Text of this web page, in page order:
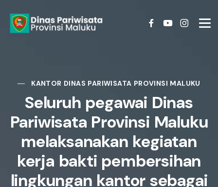
KANTOR DINAS PARIWISATA PROVINSI MALUKU
Seluruh pegawai Dinas
Pariwisata Provinsi Maluku
melaksanakan kegiatan
kerja bakti pembersihan
lingkungan kantor sebagai